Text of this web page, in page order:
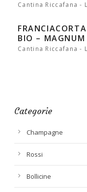
Cantina Riccafana -
BIO – MAGNUM
Cantina Riccafana -
Categorie
Champagne
Rossi
Bollicine